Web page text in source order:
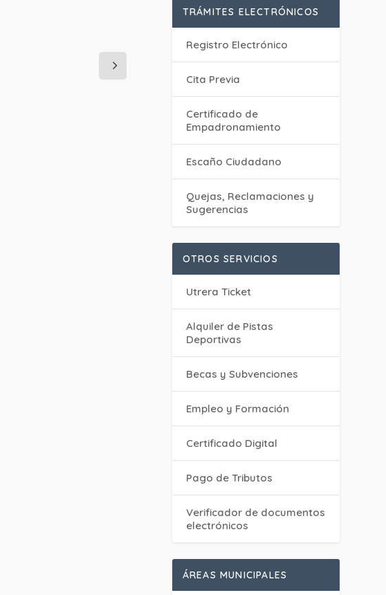
TRÁMITES ELECTRÓNICOS
Registro Electrónico
Cita Previa
Certificado de
Empadronamiento
Escaño Ciudadano
Quejas, Reclamaciones y
Sugerencias
OTROS SERVICIOS
Utrera Ticket
Alquiler de Pistas
Deportivas
Becas y Subvenciones
Empleo y Formación
Certificado Digital
Pago de Tributos
Verificador de documentos
electrónicos
ÁREAS MUNICIPALES